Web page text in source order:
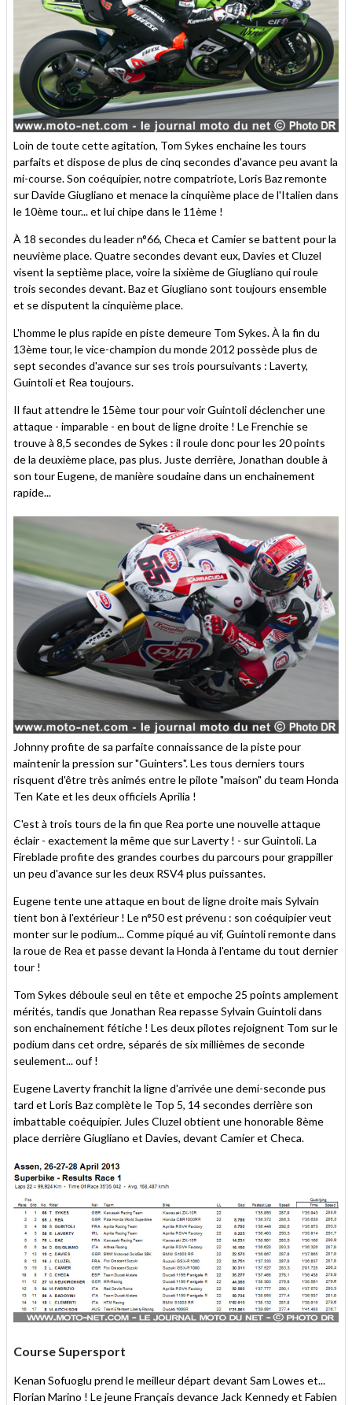
Loin de toute cette agitation, Tom Sykes enchaine les tours
parfaits et dispose de plus de cinq secondes d'avance peu avant la
mi-course. Son coéquipier, notre compatriote, Loris Baz remonte
sur Davide Giugliano et menace la cinquième place de l'Italien dans
le 10ème tour... et lui chipe dans le 11ème !
À 18 secondes du leader n°66, Checa et Camier se battent pour la
neuvième place. Quatre secondes devant eux, Davies et Cluzel
visent la septième place, voire la sixième de Giugliano qui roule
trois secondes devant. Baz et Giugliano sont toujours ensemble
et se disputent la cinquième place.
L'homme le plus rapide en piste demeure Tom Sykes. À la fin du
13ème tour, le vice-champion du monde 2012 possède plus de
sept secondes d'avance sur ses trois poursuivants : Laverty,
Guintoli et Rea toujours.
Il faut attendre le 15ème tour pour voir Guintoli déclencher une
attaque - imparable - en bout de ligne droite ! Le Frenchie se
trouve à 8,5 secondes de Sykes : il roule donc pour les 20 points
de la deuxième place, pas plus. Juste derrière, Jonathan double à
son tour Eugene, de manière soudaine dans un enchainement
rapide...
Johnny profite de sa parfaite connaissance de la piste pour
maintenir la pression sur "Guinters". Les tous derniers tours
risquent d'être très animés entre le pilote "maison" du team Honda
Ten Kate et les deux officiels Aprilia !
C'est à trois tours de la fin que Rea porte une nouvelle attaque
éclair - exactement la même que sur Laverty ! - sur Guintoli. La
Fireblade profite des grandes courbes du parcours pour grappiller
un peu d'avance sur les deux RSV4 plus puissantes.
Eugene tente une attaque en bout de ligne droite mais Sylvain
tient bon à l'extérieur ! Le n°50 est prévenu : son coéquipier veut
monter sur le podium... Comme piqué au vif, Guintoli remonte dans
la roue de Rea et passe devant la Honda à l'entame du tout dernier
tour !
Tom Sykes déboule seul en tête et empoche 25 points amplement
mérités, tandis que Jonathan Rea repasse Sylvain Guintoli dans
son enchainement fétiche ! Les deux pilotes rejoignent Tom sur le
podium dans cet ordre, séparés de six millièmes de seconde
seulement... ouf !
Eugene Laverty franchit la ligne d'arrivée une demi-seconde pus
tard et Loris Baz complète le Top 5, 14 secondes derrière son
imbattable coéquipier. Jules Cluzel obtient une honorable 8ème
place derrière Giugliano et Davies, devant Camier et Checa.
Course Supersport
Kenan Sofuoglu prend le meilleur départ devant Sam Lowes et...
Florian Marino ! Le jeune Français devance Jack Kennedy et Fabien